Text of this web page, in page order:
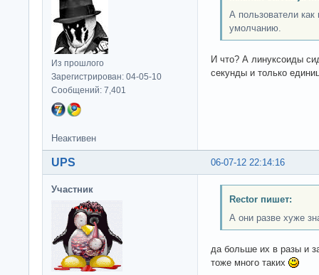
Из прошлого
Зарегистрирован: 04-05-10
Сообщений: 7,401
А пользователи как
умолчанию.
И что? А линуксоиды
секунды и только
Неактивен
06-07-12 22:14:16
UPS
Участник
Rector пишет:
А они разве хуже
да больше их в разы и
тоже много таких